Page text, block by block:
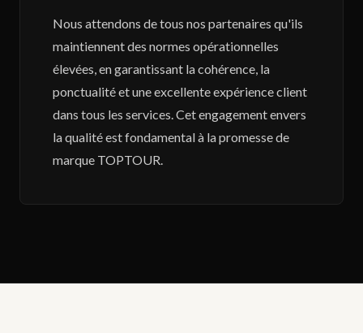
Nous attendons de tous nos partenaires qu'ils
maintiennent des normes opérationnelles
élevées, en garantissant la cohérence, la
ponctualité et une excellente expérience client
dans tous les services. Cet engagement envers
la qualité est fondamental à la promesse de
marque TOPTOUR.